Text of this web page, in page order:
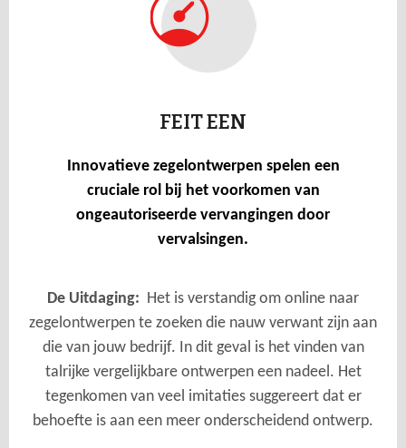
FEIT EEN
Innovatieve zegelontwerpen spelen een
cruciale rol bij het voorkomen van
ongeautoriseerde vervangingen door
vervalsingen.
De Uitdaging: Het is verstandig om online naar
zegelontwerpen te zoeken die nauw verwant zijn aan
die van jouw bedrijf. In dit geval is het vinden van
talrijke vergelijkbare ontwerpen een nadeel. Het
tegenkomen van veel imitaties suggereert dat er
behoefte is aan een meer onderscheidend ontwerp.